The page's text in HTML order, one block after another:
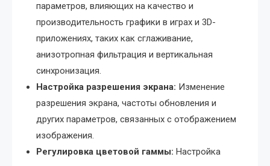
параметров, влияющих на качество и
производительность графики в играх и 3D-
приложениях, таких как сглаживание,
анизотропная фильтрация и вертикальная
синхронизация.
Настройка разрешения экрана: Изменение
разрешения экрана, частоты обновления и
других параметров, связанных с отображением
изображения.
Регулировка цветовой гаммы: Настройка